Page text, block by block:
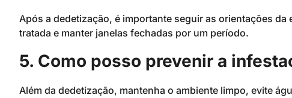
Após a dedetização, é importante seguir as orientações
tratada e manter janelas fechadas por um período.
5. Como posso prevenir a
Além da dedetização, mantenha o ambiente limpo, evite